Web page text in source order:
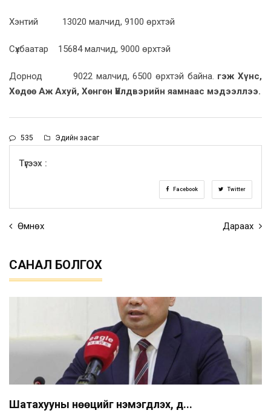
Хэнтий 13020 малчид, 9100 өрхтэй
Сүхбаатар 15684 малчид, 9000 өрхтэй
Дорнод 9022 малчид, 6500 өрхтэй байна. гэж Хүнс,
Хөдөө Аж Ахуй, Хөнгөн Үйлдвэрийн яамнаас мэдээллээ.
535 Эдийн засаг
Түгээх :
Facebook Twitter
Өмнөх Дараах
САНАЛ БОЛГОХ
Шатахууны нөөцийг нэмэгдүүлэх, д...